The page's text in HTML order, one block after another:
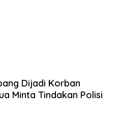
Dijadi Korban
Minta Tindakan Polisi